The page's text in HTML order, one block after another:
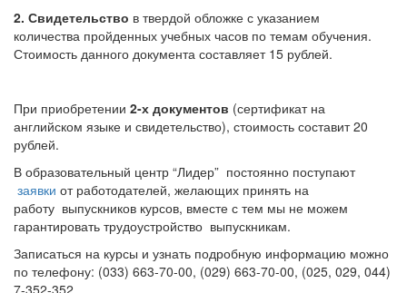
2. Свидетельство в твердой обложке с указанием
количества пройденных учебных часов по темам обучения.
Стоимость данного документа составляет 15 рублей.
При приобретении 2-х документов (сертификат на
английском языке и свидетельство), стоимость составит 20
рублей.
В образовательный центр “Лидер” постоянно поступают
заявки от работодателей, желающих принять на
работу выпускников курсов, вместе с тем мы не можем
гарантировать трудоустройство выпускникам.
Записаться на курсы и узнать подробную информацию можно
по телефону: (033) 663-70-00, (029) 663-70-00, (025, 029, 044)
7-352-352